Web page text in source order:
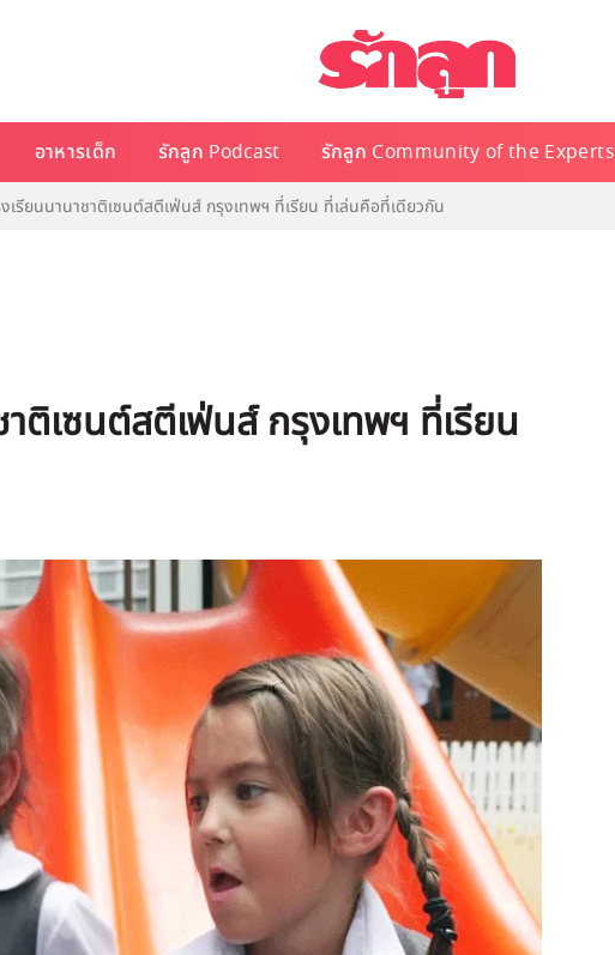
อาหารเด็ก รักลูก Podcast รักลูก Community of the Experts
เรียนนานาชาติเซนต์สตีเฟ่นส์ กรุงเทพฯ ที่เรียน ที่เล่นคือที่เดียวกัน
าติเซนต์สตีเฟ่นส์ กรุงเทพฯ ที่เรียน